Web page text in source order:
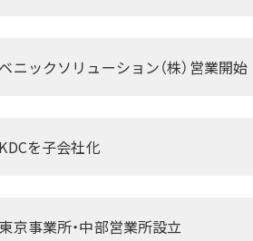
ニックソリューション（株）営業開始
を子会社化
京事業所・中部営業所設立